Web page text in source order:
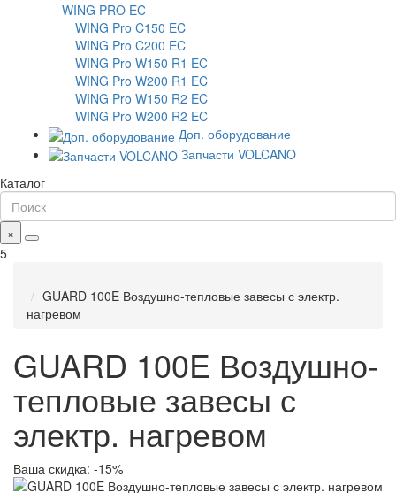
WING PRO EC
WING Pro C150 EC
WING Pro C200 EC
WING Pro W150 R1 EC
WING Pro W200 R1 EC
WING Pro W150 R2 EC
WING Pro W200 R2 EC
Доп. оборудование
Запчасти VOLCANO
Каталог
×
5
GUARD 100E Воздушно-тепловые завесы с электр.
нагревом
GUARD 100E Воздушно-
тепловые завесы с
электр. нагревом
Ваша скидка: -15%